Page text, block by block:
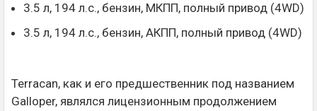
3.5 л, 194 л.с., бензин, МКПП, полный привод (4WD)
3.5 л, 194 л.с., бензин, АКПП, полный привод (4WD)
Terracan, как и его предшественник под названием
Galloper, являлся лицензионным продолжением